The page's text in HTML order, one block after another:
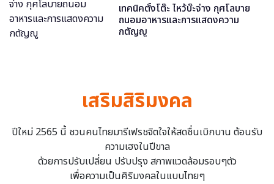
เทคนิคตั้งโต๊ะ ไหว้บ๊ะจ่าง กุศโลบาย
ถนอมอาหารและการแสดงความ
กตัญญู
เสริมสิริมงคล
ปีใหม่ 2565 นี้ ชวนคนไทยมารีเฟรชจิตใจให้สดชื่นเบิกบาน ต้อนรับ
ความเฮงในปีขาล
ด้วยการปรับเปลี่ยน ปรับปรุง สภาพแวดล้อมรอบๆตัว
เพื่อความเป็นศิริมงคลในแบบไทยๆ